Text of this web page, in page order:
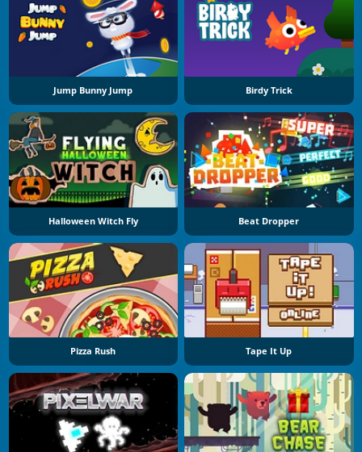
Jump Bunny Jump Birdy Trick
Halloween Witch Fly Beat Dropper
Pizza Rush Tape It Up